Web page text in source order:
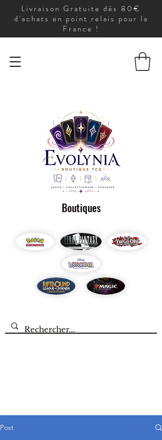
Livraison Gratuite dès 80€
d'achats en point relais pour la
France !
Boutiques
Post